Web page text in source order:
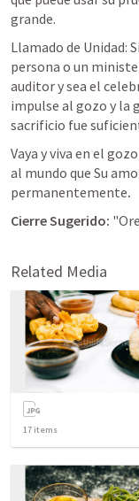
grande.
Llamado de Unidad:
persona o un
auditor y sea el
impulse al gozo y la
sacrificio fue
Vaya y viva en el
al mundo que Su
permanentemente.
Cierre Sugerido:
Related Media
17 items